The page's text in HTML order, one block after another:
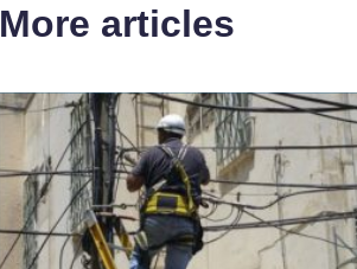
More articles